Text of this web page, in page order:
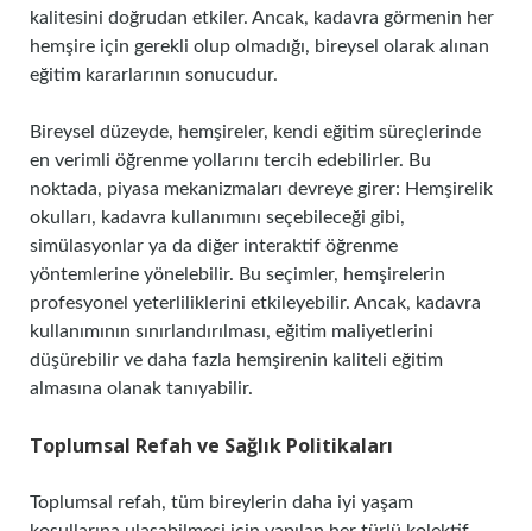
kalitesini doğrudan etkiler. Ancak, kadavra görmenin her
hemşire için gerekli olup olmadığı, bireysel olarak alınan
eğitim kararlarının sonucudur.
Bireysel düzeyde, hemşireler, kendi eğitim süreçlerinde
en verimli öğrenme yollarını tercih edebilirler. Bu
noktada, piyasa mekanizmaları devreye girer: Hemşirelik
okulları, kadavra kullanımını seçebileceği gibi,
simülasyonlar ya da diğer interaktif öğrenme
yöntemlerine yönelebilir. Bu seçimler, hemşirelerin
profesyonel yeterliliklerini etkileyebilir. Ancak, kadavra
kullanımının sınırlandırılması, eğitim maliyetlerini
düşürebilir ve daha fazla hemşirenin kaliteli eğitim
almasına olanak tanıyabilir.
Toplumsal Refah ve Sağlık Politikaları
Toplumsal refah, tüm bireylerin daha iyi yaşam